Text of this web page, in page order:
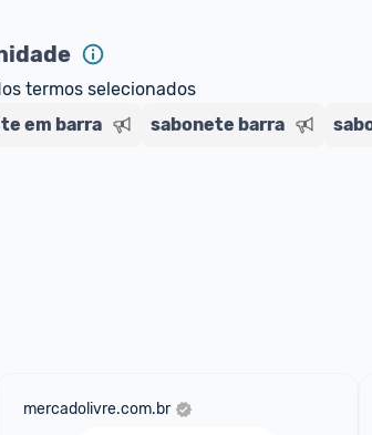
termos selecionados
em barra sabonete barra
mercadolivre.com.br